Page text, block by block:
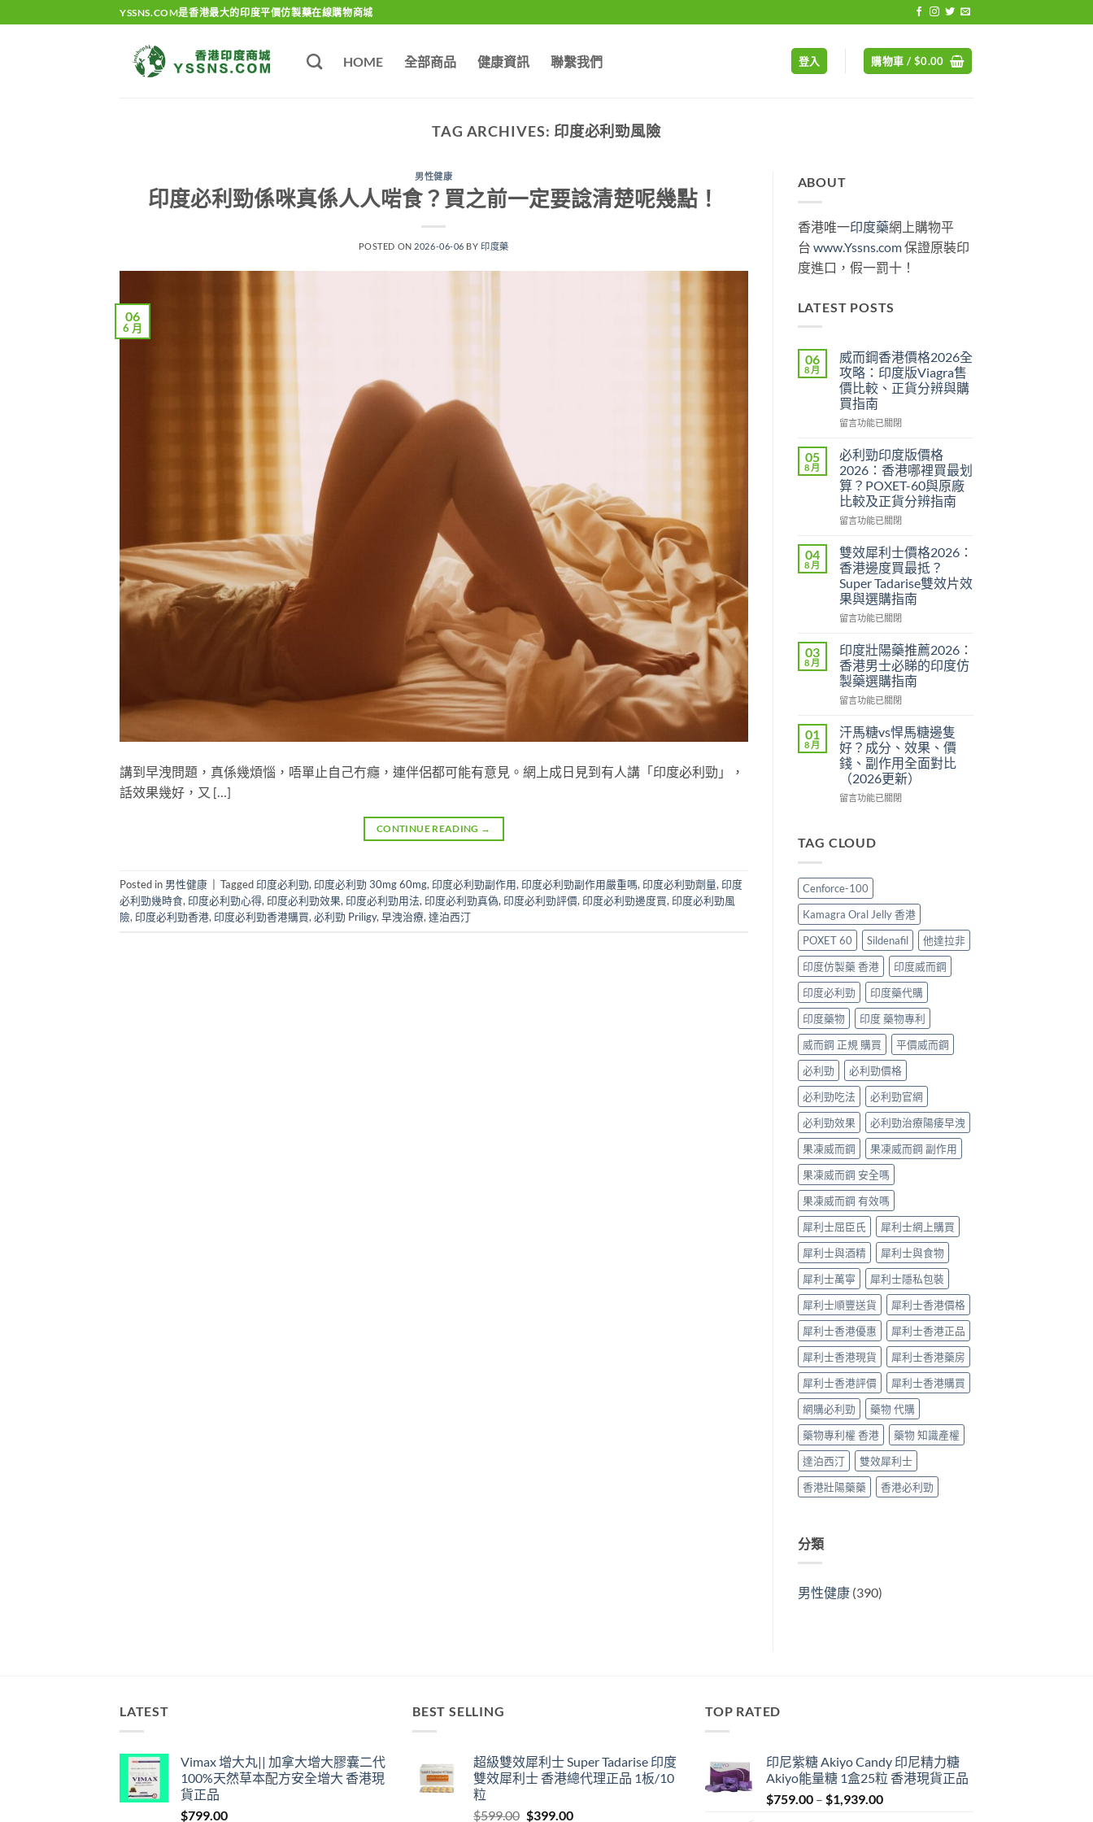
to
YSSNS.COM是香港最大的印度平價仿製藥在線購物商城
HOME 全部商品 健康資訊 聯繫我們 登入 購物車 / $0.00
TAG ARCHIVES: 印度必利勁風險
男性健康
印度必利勁係咪真係人人啱食？買之前一定要諗清楚呢幾點！
POSTED ON 2026-06-06 BY印度藥
06
6 月
講到早洩問題，真係幾煩惱，唔單止自己冇癮，連伴侶都可能有意見。網上成日見到有人講「印度必利勁」，
話效果幾好，又 […]
CONTINUE READING →
Posted in 男性健康 Tagged印度必利勁,印度必利勁 30mg 60mg,印度必利勁副作用,印度必利勁副作用嚴重嗎,印度必利勁劑量,印度
必利勁幾時食,印度必利勁心得,印度必利勁效果,印度必利勁用法,印度必利勁真偽,印度必利勁評價,印度必利勁邊度買,印度必利勁風
險,印度必利勁香港,印度必利勁香港購買,必利勁 Priligy,早洩治療,達泊西汀
ABOUT
香港唯一印度藥網上購物平
台 www.Yssns.com保證原裝印
度進口，假一罰十！
LATEST POSTS
06
8 月
威而鋼香港價格2026全
攻略：印度版Viagra售
價比較、正貨分辨與購
買指南
在
而
鋼
香
港
價
格
全
攻
略：
印
度
版
售
價
比
較、
正
分
辨
與
購
指
留言功能已關閉
05
8 月
必利勁印度版價格
2026：香港哪裡買最划
算？POXET-60與原廠
比較及正貨分辨指南
在
利
勁
印
度
版
價
2026：
香
港
哪
裡
最
划
算？
POXET-
與
比
正
貨
分
辨
指
南〉
中
留言功能已關閉
04
8 月
雙效犀利士價格2026：
香港邊度買最抵？
Super Tadarise雙效片效
果與選購指南
在
效
犀
利
士
價
2026：
香
港
邊
買
Super
效
片
效
果
與
選
購
指
南〉
中
留言功能已關閉
03
8 月
印度壯陽藥推薦2026：
香港男士必睇的印度仿
製藥選購指南
在
度
壯
陽
藥
薦
港
必
睇
的
印
度
仿
製
藥
選
購
指
南〉
中
留言功能已關閉
01
8 月
汗馬糖vs悍馬糖邊隻
好？成分、效果、價
錢、副作用全面對比
（2026更新）
在
糖
馬
糖
邊
隻
好？
成
分、
效
果、
價
錢、
副
作
用
面
對
比
（2026
更
新）〉
中
留言功能已關閉
TAG CLOUD
Cenforce-100
Kamagra Oral Jelly 香港
POXET 60
Sildenafil
他達拉非
印度仿製藥 香港
印度威而鋼
印度必利勁
印度藥代購
印度藥物
印度 藥物專利
威而鋼 正規 購買
平價威而鋼
必利勁
必利勁價格
必利勁吃法
必利勁官網
必利勁效果
必利勁治療陽痿早洩
果凍威而鋼
果凍威而鋼 副作用
果凍威而鋼 安全嗎
果凍威而鋼 有效嗎
犀利士屈臣氏
犀利士網上購買
犀利士與酒精
犀利士與食物
犀利士萬寧
犀利士隱私包裝
犀利士順豐送貨
犀利士香港價格
犀利士香港優惠
犀利士香港正品
犀利士香港現貨
犀利士香港藥房
犀利士香港評價
犀利士香港購買
網購必利勁
藥物 代購
藥物專利權 香港
藥物 知識產權
達泊西汀
雙效犀利士
香港壯陽藥藥
香港必利勁
分類
男性健康(390)
LATEST
Vimax 增大丸|| 加拿大增大膠囊二代
100%天然草本配方安全增大 香港現
貨正品
$799.00
BEST SELLING
超級雙效犀利士 Super Tadarise 印度
雙效犀利士 香港總代理正品 1板/10
粒
$599.00 Original
$399.00Current
TOP RATED
印尼紫糖 Akiyo Candy 印尼精力糖
Akiyo能量糖 1盒25粒 香港現貨正品
$759.00 – $1,939.00Price